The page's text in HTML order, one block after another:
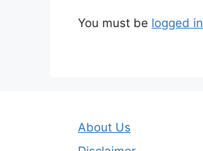
You must be logged in
About Us